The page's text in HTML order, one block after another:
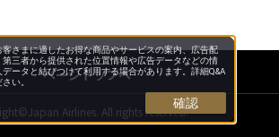
ページトップへ
Airlines. All rights reserved.
さまに適したお得な商品やサービスの案内、広告配
三者から提供された位置情報や広告データなどの情
ータと結びつけて利用する場合があります。詳細Q&A
い。
確認